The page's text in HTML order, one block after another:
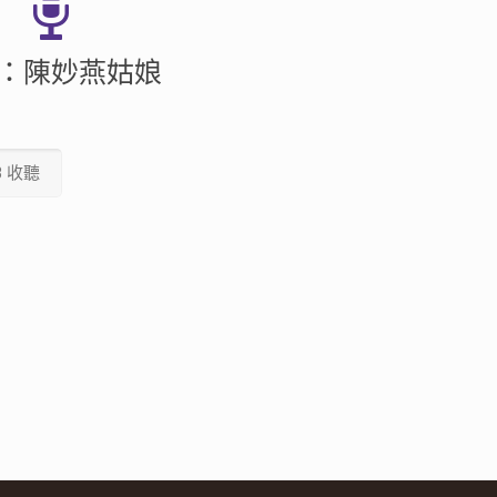
陳妙燕姑娘
收聽